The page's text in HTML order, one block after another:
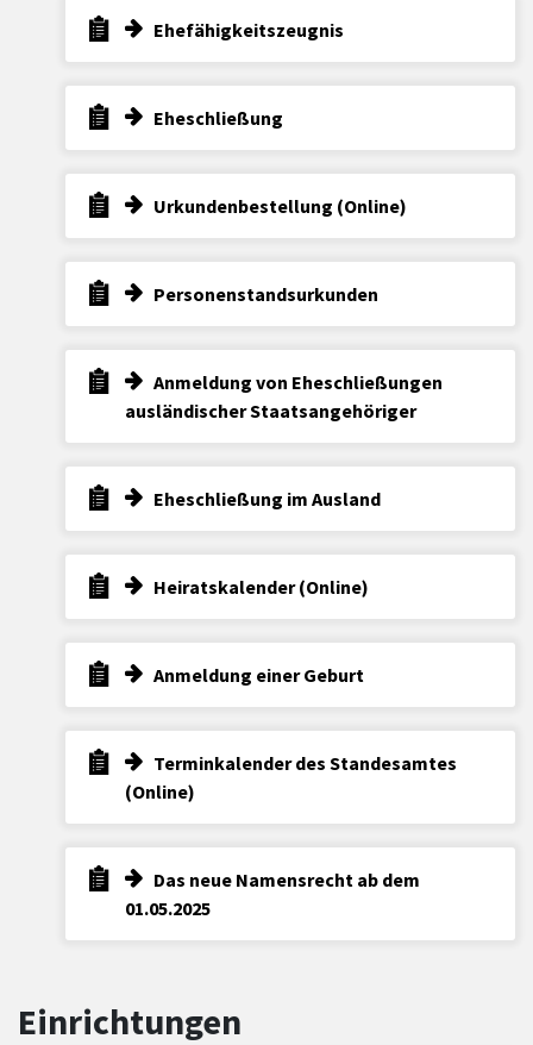
Ehefähigkeitszeugnis
Eheschließung
Urkundenbestellung (Online)
Personenstandsurkunden
Anmeldung von Eheschließungen
ausländischer Staatsangehöriger
Eheschließung im Ausland
Heiratskalender (Online)
Anmeldung einer Geburt
Terminkalender des Standesamtes
(Online)
Das neue Namensrecht ab dem
01.05.2025
Einrichtungen